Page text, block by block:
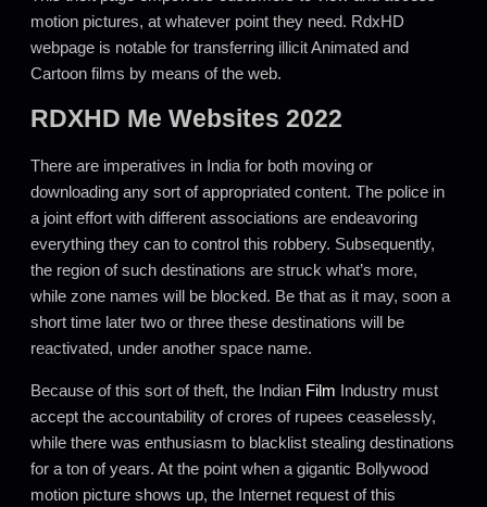
motion pictures, at whatever point they need. RdxHD
webpage is notable for transferring illicit Animated and
Cartoon films by means of the web.
RDXHD Me Websites 2022
There are imperatives in India for both moving or
downloading any sort of appropriated content. The police in
a joint effort with different associations are endeavoring
everything they can to control this robbery. Subsequently,
the region of such destinations are struck what’s more,
while zone names will be blocked. Be that as it may, soon a
short time later two or three these destinations will be
reactivated, under another space name.
Because of this sort of theft, the Indian Film Industry must
accept the accountability of crores of rupees ceaselessly,
while there was enthusiasm to blacklist stealing destinations
for a ton of years. At the point when a gigantic Bollywood
motion picture shows up, the Internet request of this